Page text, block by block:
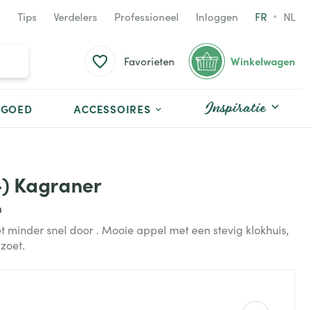
Tips Verdelers Professioneel Inloggen FR NL
Favorieten Winkelwagen
ACCESSOIRES Inspiratie
Kagraner
minder snel door . Mooie appel met een stevig klokhuis,